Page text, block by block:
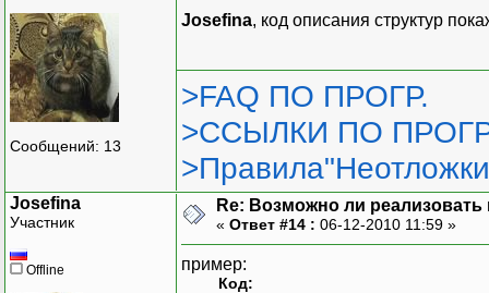
Сообщений: 13
Josefina, код описания структур
>FAQ ПО ПРОГР.
>ССЫЛКИ ПО
Josefina
Участник
Offline
Re: Возможно ли
« Ответ #14 : 06-12-2010 11:59 »
пример:
Код: